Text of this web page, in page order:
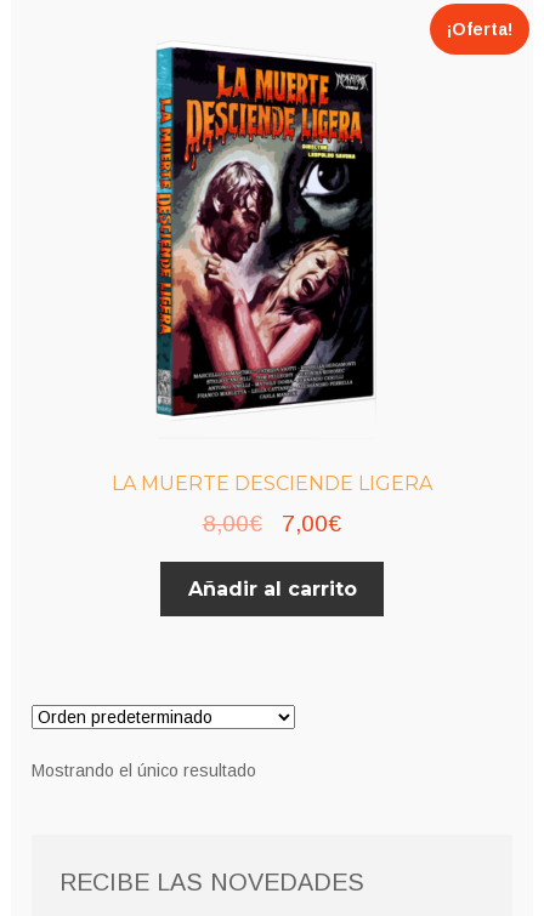
LA MUERTE DESCIENDE LIGERA
¡Oferta!
8,00€
El
precio
original
7,00€El
precio
actual
Añadir al carrito
Mostrando el único resultado
RECIBE LAS NOVEDADES